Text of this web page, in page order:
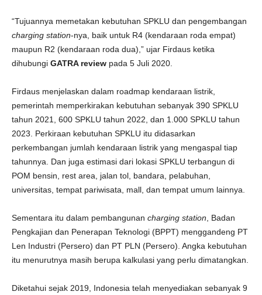
“Tujuannya memetakan kebutuhan SPKLU dan pengembangan
charging station-nya, baik untuk R4 (kendaraan roda empat)
maupun R2 (kendaraan roda dua),” ujar Firdaus ketika
dihubungi GATRA review pada 5 Juli 2020.
Firdaus menjelaskan dalam roadmap kendaraan listrik,
pemerintah memperkirakan kebutuhan sebanyak 390 SPKLU
tahun 2021, 600 SPKLU tahun 2022, dan 1.000 SPKLU tahun
2023. Perkiraan kebutuhan SPKLU itu didasarkan
perkembangan jumlah kendaraan listrik yang mengaspal tiap
tahunnya. Dan juga estimasi dari lokasi SPKLU terbangun di
POM bensin, rest area, jalan tol, bandara, pelabuhan,
universitas, tempat pariwisata, mall, dan tempat umum lainnya.
Sementara itu dalam pembangunan charging station , Badan
Pengkajian dan Penerapan Teknologi (BPPT) menggandeng PT
Len Industri (Persero) dan PT PLN (Persero). Angka kebutuhan
itu menurutnya masih berupa kalkulasi yang perlu dimatangkan.
Diketahui sejak 2019, Indonesia telah menyediakan sebanyak 9